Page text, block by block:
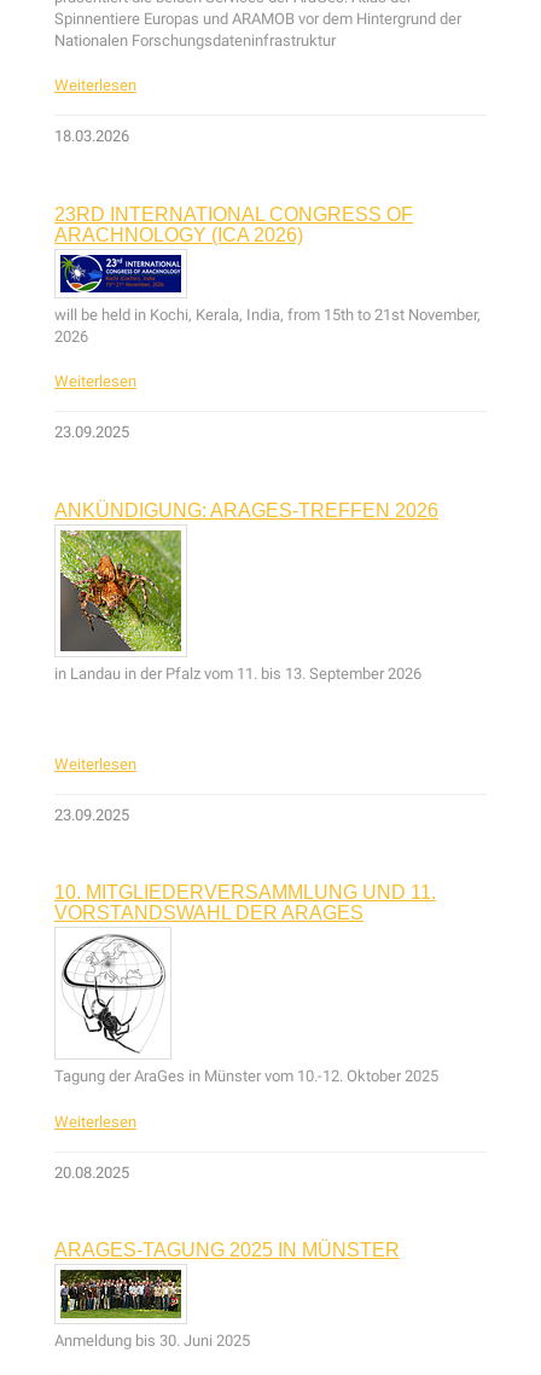
Spinnentiere Europas und ARAMOB vor dem Hintergrund der
Nationalen Forschungsdateninfrastruktur
Weiterlesen
18.03.2026
23RD INTERNATIONAL CONGRESS OF
ARACHNOLOGY (ICA 2026)
will be held in Kochi, Kerala, India, from 15th to 21st November,
2026
Weiterlesen
23.09.2025
ANKÜNDIGUNG: ARAGES-TREFFEN 2026
in Landau in der Pfalz vom 11. bis 13. September 2026
Weiterlesen
23.09.2025
10. MITGLIEDERVERSAMMLUNG UND 11.
VORSTANDSWAHL DER ARAGES
Tagung der AraGes in Münster vom 10.-12. Oktober 2025
Weiterlesen
20.08.2025
ARAGES-TAGUNG 2025 IN MÜNSTER
Anmeldung bis 30. Juni 2025